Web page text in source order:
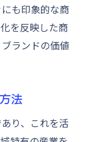
も印象的な商
を反映した商
ランドの価値
法
り、これを活